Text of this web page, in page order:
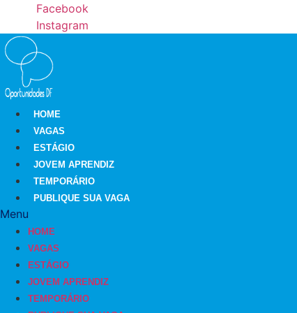
o
conteúdo
Facebook
Instagram
HOME
VAGAS
ESTÁGIO
JOVEM APRENDIZ
TEMPORÁRIO
PUBLIQUE SUA VAGA
Menu
HOME
VAGAS
ESTÁGIO
JOVEM APRENDIZ
TEMPORÁRIO